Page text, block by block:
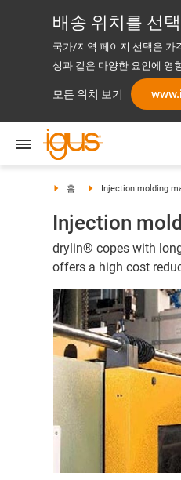
배송 위치를 선
국가/지역 페이지 선택은 가
성과 같은 다양한 요인에 영
모든 위치 보기
홈 Injection molding
Injection
drylin® copes with
offers a high cost